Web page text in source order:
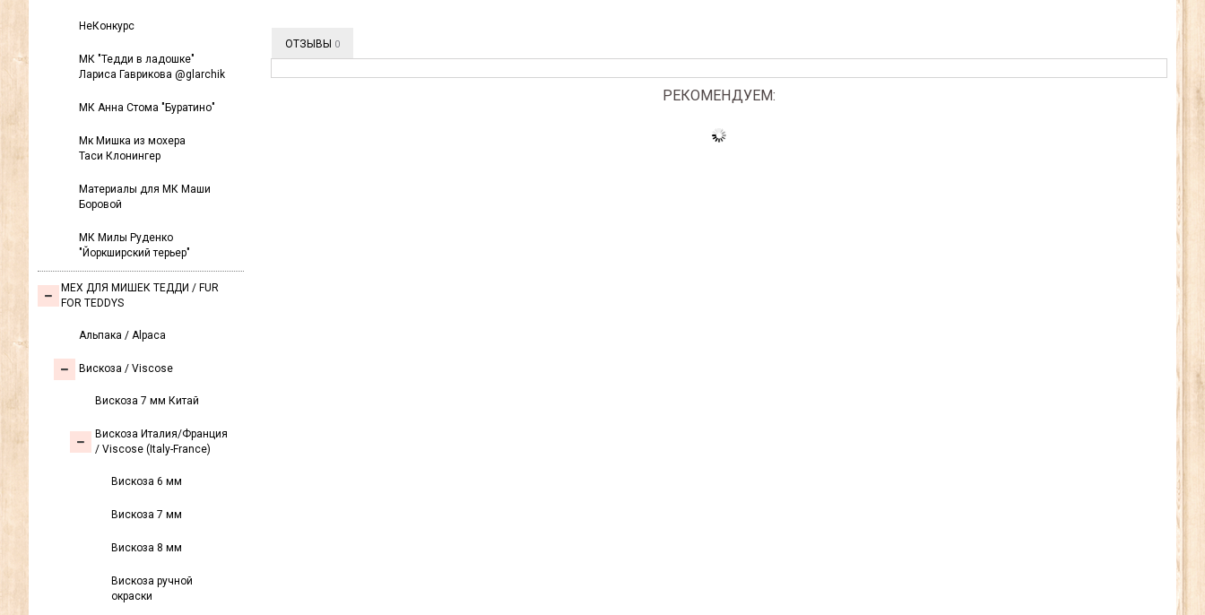
НеКонкурс
МК "Тедди в ладошке"
Лариса Гаврикова @glarchik
МК Анна Стома "Буратино"
Мк Мишка из мохера
Таси Клонингер
Материалы для МК Маши
Боровой
МК Милы Руденко
"Йоркширский терьер"
МЕХ ДЛЯ МИШЕК ТЕДДИ / FUR
FOR TEDDYS
Альпака / Alpaca
Вискоза / Viscose
Вискоза 7 мм Китай
Вискоза Италия/Франция
/ Viscose (Italy-France)
Вискоза 6 мм
Вискоза 7 мм
Вискоза 8 мм
Вискоза ручной
окраски
ОТЗЫВЫ 0
РЕКОМЕНДУЕМ: